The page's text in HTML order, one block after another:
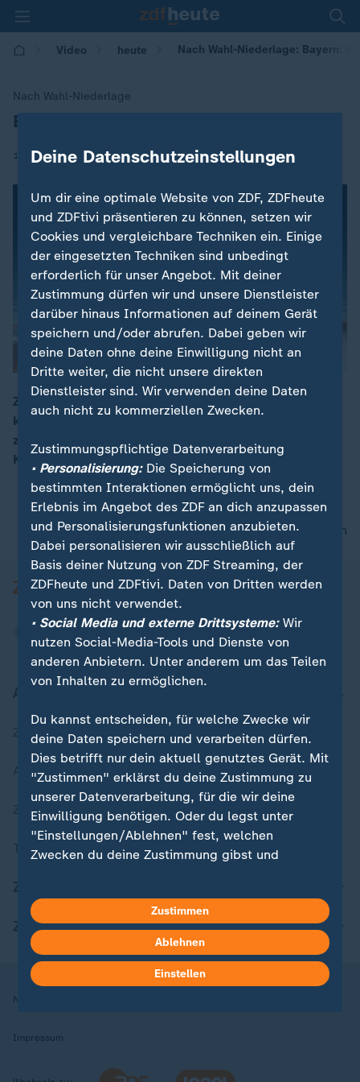
Video heute Nach Wahl-Niederlage: Bayern:
Nach Wahl-Niederlage
:Bayern: CSU-Landtagsfraktion tagt
16.10.2018 | 09:29
Zum ersten Mal nach dem schlechten Wahlergebnis
kommt heute die CSU-Landtagsfraktion in Bayern
zusammen. CSU-Chef Seehofer hat sich zur Großen
Koalition bekannt.
nach oben
Zuletzt veröffentlicht
Aktuelle Sendungs-Videos
ZDFheute Stories
Themen im Überblick
ZDFheute Apps
Nutzungsbedingungen
Impressum
Deine Datenschutzeinstellungen
Um dir eine optimale Website von ZDF, ZDFheute
und ZDFtivi präsentieren zu können, setzen wir
Cookies und vergleichbare Techniken ein. Einige
der eingesetzten Techniken sind unbedingt
erforderlich für unser Angebot. Mit deiner
Zustimmung dürfen wir und unsere Dienstleister
darüber hinaus Informationen auf deinem Gerät
speichern und/oder abrufen. Dabei geben wir
deine Daten ohne deine Einwilligung nicht an
Dritte weiter, die nicht unsere direkten
Dienstleister sind. Wir verwenden deine Daten
auch nicht zu kommerziellen Zwecken.
Zustimmungspflichtige Datenverarbeitung
• Personalisierung:Die Speicherung von
bestimmten Interaktionen ermöglicht uns, dein
Erlebnis im Angebot des ZDF an dich anzupassen
und Personalisierungsfunktionen anzubieten.
Dabei personalisieren wir ausschließlich auf
Basis deiner Nutzung von ZDF Streaming, der
ZDFheute und ZDFtivi. Daten von Dritten werden
von uns nicht verwendet.
• Social Media und externe Drittsysteme:Wir
nutzen Social-Media-Tools und Dienste von
anderen Anbietern. Unter anderem um das Teilen
von Inhalten zu ermöglichen.
Du kannst entscheiden, für welche Zwecke wir
deine Daten speichern und verarbeiten dürfen.
Dies betrifft nur dein aktuell genutztes Gerät. Mit
"Zustimmen" erklärst du deine Zustimmung zu
unserer Datenverarbeitung, für die wir deine
Einwilligung benötigen. Oder du legst unter
"Einstellungen/Ablehnen" fest, welchen
Zwecken du deine Zustimmung gibst und
in deinen Einstellungen widerrufen oder ändern.
Hier findest du das Impressum.
Weitere Informationen findest du in unserer
Datenschutzerklärung.
Zustimmen
Ablehnen
Einstellen